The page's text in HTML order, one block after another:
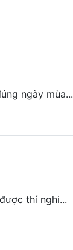
ngày mùa...
thí nghi...